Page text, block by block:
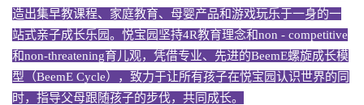
造出集早教课程、家庭教育、母婴产品和游戏玩乐于一身的一
站式亲子成长乐园。悦宝园坚持4R教育理念和non - competitive
和non-threatening育儿观，凭借专业、先进的BeemE螺旋成长模
型（BeemE Cycle），致力于让所有孩子在悦宝园认识世界的同
时，指导父母跟随孩子的步伐，共同成长。